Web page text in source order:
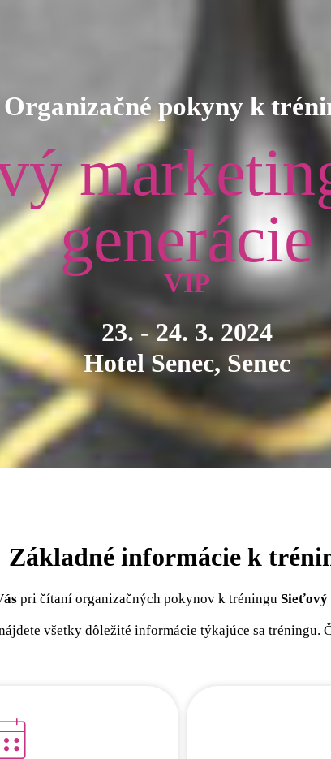
Organizačné pokyny k
generácie
VIP
23. - 24. 3. 2024
Hotel Senec, Senec
Základné informácie k
pri čítaní organizačných pokynov k tréningu Sieťový
všetky dôležité informácie týkajúce sa tréningu.